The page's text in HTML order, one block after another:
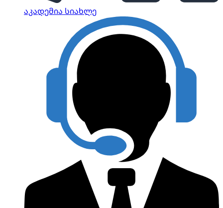
აკადემია სიახლე